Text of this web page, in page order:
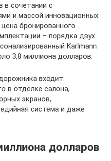
в сочетании с
и массой инновационных
бронированного
– порядка двух
Karlmann
3,8 миллиона долларов.
входит:
в отделке салона,
экранов,
система и даже
долларов